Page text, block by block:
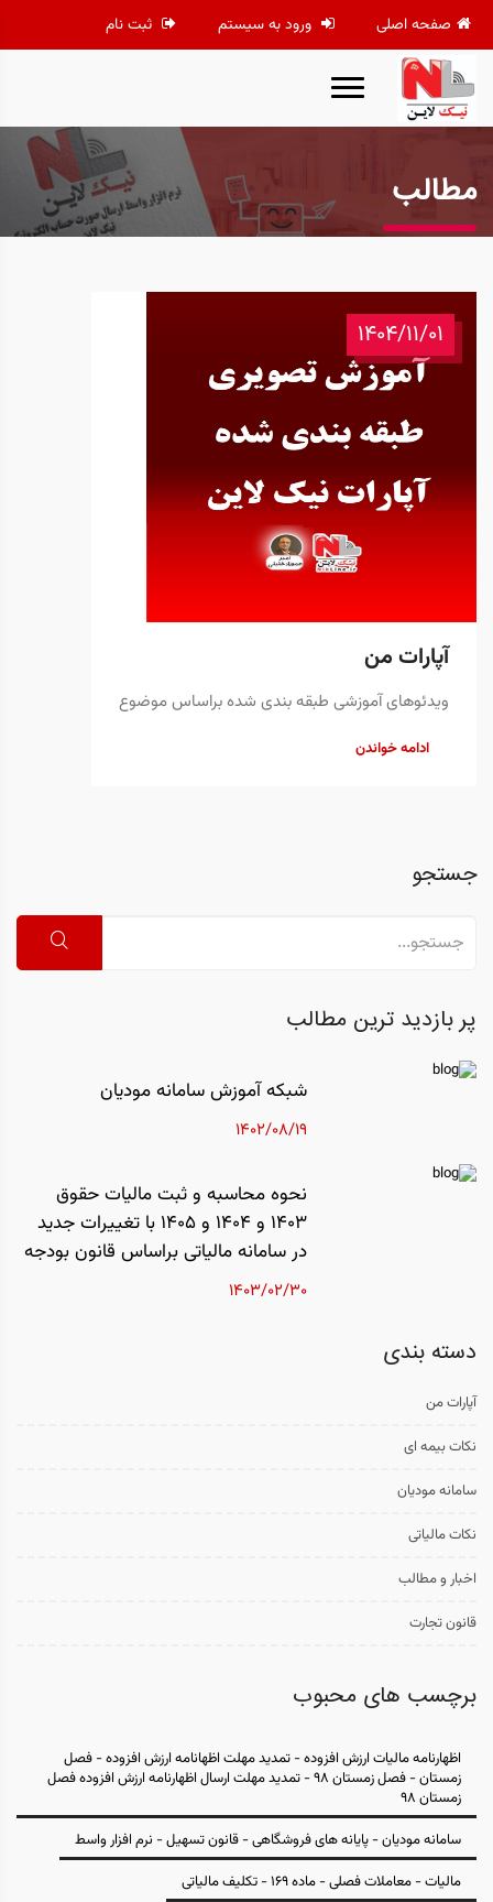
صفحه اصلی ورود به سیستم ثبت نام
مطالب
1404/11/01
آپارات من
ویدئوهای آموزشی طبقه بندی شده براساس موضوع
ادامه خواندن
جستجو
پر بازدید ترین مطالب
شبکه آموزش سامانه مودیان
1402/08/19
نحوه محاسبه و ثبت مالیات حقوق
1403 و 1404 و 1405 با تغییرات جدید
در سامانه مالیاتی براساس قانون بودجه
1403/02/30
دسته بندی
آپارات من
نکات بیمه ای
سامانه مودیان
نکات مالیاتی
اخبار و مطالب
قانون تجارت
برچسب های محبوب
اظهارنامه مالیات ارزش افزوده - تمدید مهلت اظهانامه ارزش افزوده - فصل
زمستان - فصل زمستان 98 - تمدید مهلت ارسال اظهارنامه ارزش افزوده فصل
زمستان 98
سامانه مودیان - پایانه های فروشگاهی - قانون تسهیل - نرم افزار واسط
مالیات - معاملات فصلی - ماده 169 - تکلیف مالیاتی